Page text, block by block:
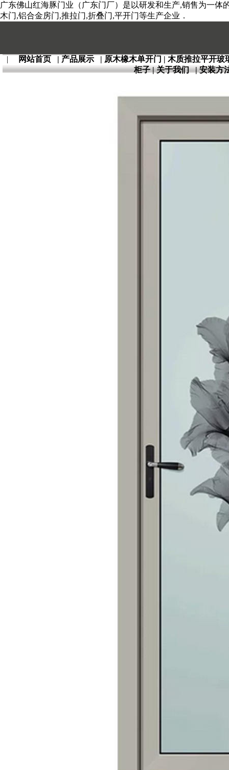
广东佛山红海豚门业（广东门厂）是以研发和生产,销售为一
木门,铝合金房门,推拉门,折叠门,平开门等生产企业．
| 网站首页 | 产品展示 | 原木橡木单开门 | 木质推拉平开玻
柜子|关于我们|安装方